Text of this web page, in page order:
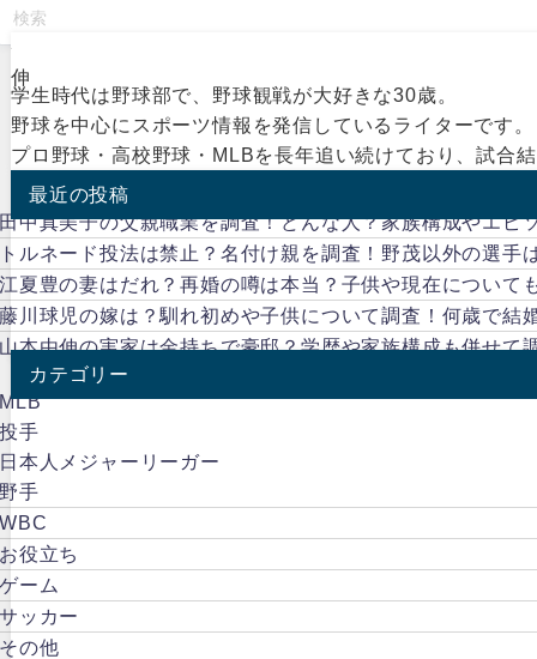
伸
学生時代は野球部で、野球観戦が大好きな30歳。
野球を中心にスポーツ情報を発信しているライターです。
プロ野球・高校野球・MLBを長年追い続けており、試合
最近の投稿
中真美子の父親職業を調査！どんな人？家族構成やエピ
ルネード投法は禁止？名付け親を調査！野茂以外の選手
夏豊の妻はだれ？再婚の噂は本当？子供や現在について
川球児の嫁は？馴れ初めや子供について調査！何歳で結
本由伸の実家は金持ちで豪邸？学歴や家族構成も併せて
カテゴリー
手
本人メジャーリーガー
手
役立ち
ーム
ッカー
の他